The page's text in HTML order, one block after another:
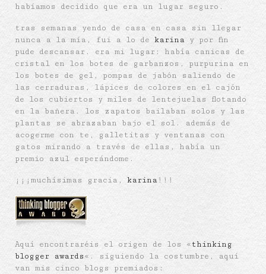
habíamos decidido que era un lugar seguro.
tras semanas yendo de casa en casa sin llegar
nunca a la mía, fui a lo de karina y por fin
pude descansar. era mi lugar: había canicas de
cristal en los botes de garbanzos, purpurina en
los botes de gel, pompas de jabón saliendo de
las cerraduras, lápices de colores en el cajón
de los cubiertos y miles de lentejuelas flotando
en la bañera. los zapatos bailaban solos y las
plantas se abrazaban bajo el sol. además de
acogerme con te, galletitas y ventanas con
gatos mirando a través de ellas, había un
premio azul esperándome.
¡¡¡muchísimas gracia, karina!!!
Aquí encontraréis el origen de los «thinking
blogger awards«. siguiendo la costumbre, aquí
van mis cinco blogs premiados: